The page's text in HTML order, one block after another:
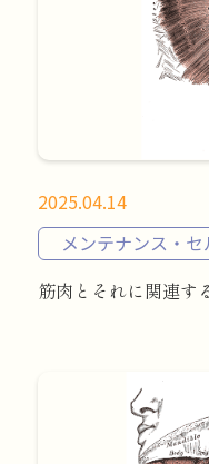
2025.04.14
メンテナンス・
筋肉とそれに関連す